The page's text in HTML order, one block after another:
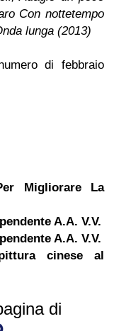
Con nottetempo
lunga (2013)
di febbraio
Migliorare La
A.A. V.V.
A.A. V.V.
cinese al
di